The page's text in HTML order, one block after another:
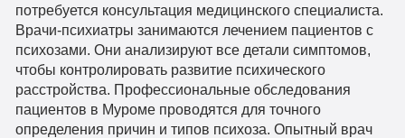
потребуется консультация медицинского специалиста.
Врачи-психиатры занимаются лечением пациентов с
психозами. Они анализируют все детали симптомов,
чтобы контролировать развитие психического
расстройства. Профессиональные обследования
пациентов в Муроме проводятся для точного
определения причин и типов психоза. Опытный врач